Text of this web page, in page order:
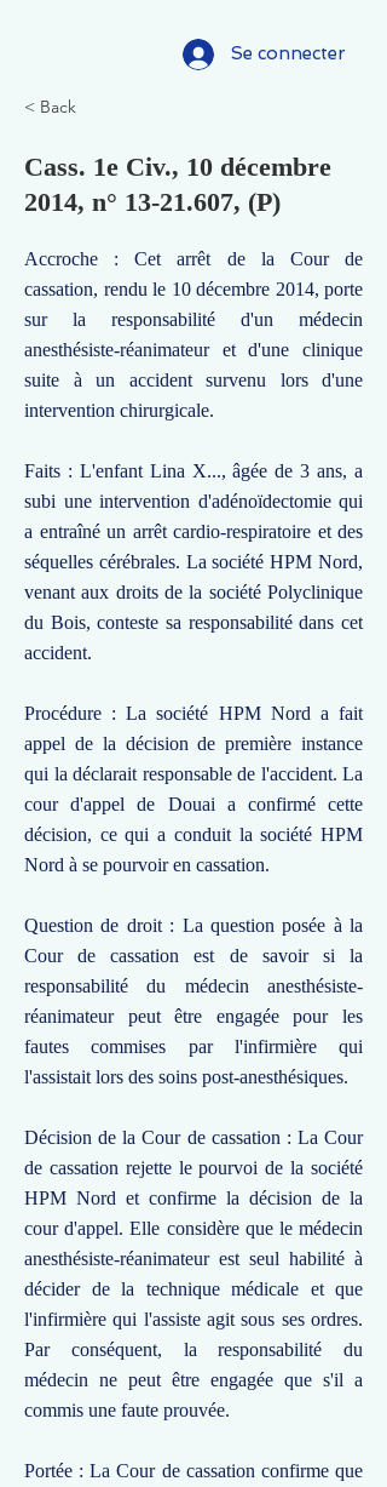
Se connecter
< Back
Cass. 1e Civ., 10 décembre
2014, n° 13-21.607, (P)
Accroche : Cet arrêt de la Cour de
cassation, rendu le 10 décembre 2014, porte
sur la responsabilité d'un médecin
anesthésiste-réanimateur et d'une clinique
suite à un accident survenu lors d'une
intervention chirurgicale.
Faits : L'enfant Lina X..., âgée de 3 ans, a
subi une intervention d'adénoïdectomie qui
a entraîné un arrêt cardio-respiratoire et des
séquelles cérébrales. La société HPM Nord,
venant aux droits de la société Polyclinique
du Bois, conteste sa responsabilité dans cet
accident.
Procédure : La société HPM Nord a fait
appel de la décision de première instance
qui la déclarait responsable de l'accident. La
cour d'appel de Douai a confirmé cette
décision, ce qui a conduit la société HPM
Nord à se pourvoir en cassation.
Question de droit : La question posée à la
Cour de cassation est de savoir si la
responsabilité du médecin anesthésiste-
réanimateur peut être engagée pour les
fautes commises par l'infirmière qui
l'assistait lors des soins post-anesthésiques.
Décision de la Cour de cassation : La Cour
de cassation rejette le pourvoi de la société
HPM Nord et confirme la décision de la
cour d'appel. Elle considère que le médecin
anesthésiste-réanimateur est seul habilité à
décider de la technique médicale et que
l'infirmière qui l'assiste agit sous ses ordres.
Par conséquent, la responsabilité du
médecin ne peut être engagée que s'il a
commis une faute prouvée.
Portée : La Cour de cassation confirme que